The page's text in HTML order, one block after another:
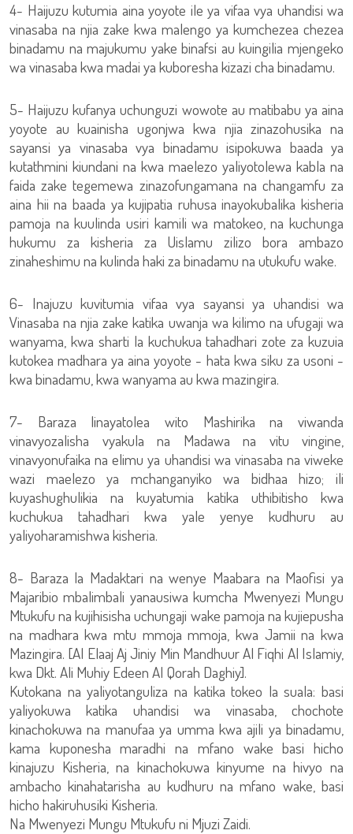
4- Haijuzu kutumia aina yoyote ile ya vifaa vya uhandisi wa
vinasaba na njia zake kwa malengo ya kumchezea chezea
binadamu na majukumu yake binafsi au kuingilia mjengeko
wa vinasaba kwa madai ya kuboresha kizazi cha binadamu.
5- Haijuzu kufanya uchunguzi wowote au matibabu ya aina
yoyote au kuainisha ugonjwa kwa njia zinazohusika na
sayansi ya vinasaba vya binadamu isipokuwa baada ya
kutathmini kiundani na kwa maelezo yaliyotolewa kabla na
faida zake tegemewa zinazofungamana na changamfu za
aina hii na baada ya kujipatia ruhusa inayokubalika kisheria
pamoja na kuulinda usiri kamili wa matokeo, na kuchunga
hukumu za kisheria za Uislamu zilizo bora ambazo
zinaheshimu na kulinda haki za binadamu na utukufu wake.
6- Inajuzu kuvitumia vifaa vya sayansi ya uhandisi wa
Vinasaba na njia zake katika uwanja wa kilimo na ufugaji wa
wanyama, kwa sharti la kuchukua tahadhari zote za kuzuia
kutokea madhara ya aina yoyote - hata kwa siku za usoni -
kwa binadamu, kwa wanyama au kwa mazingira.
7- Baraza linayatolea wito Mashirika na viwanda
vinavyozalisha vyakula na Madawa na vitu vingine,
vinavyonufaika na elimu ya uhandisi wa vinasaba na viweke
wazi maelezo ya mchanganyiko wa bidhaa hizo; ili
kuyashughulikia na kuyatumia katika uthibitisho kwa
kuchukua tahadhari kwa yale yenye kudhuru au
yaliyoharamishwa kisheria.
8- Baraza la Madaktari na wenye Maabara na Maofisi ya
Majaribio mbalimbali yanausiwa kumcha Mwenyezi Mungu
Mtukufu na kujihisisha uchungaji wake pamoja na kujiepusha
na madhara kwa mtu mmoja mmoja, kwa Jamii na kwa
Mazingira. [Al Elaaj Aj Jiniy Min Mandhuur Al Fiqhi Al Islamiy,
kwa Dkt. Ali Muhiy Edeen Al Qorah Daghiy].
Kutokana na yaliyotanguliza na katika tokeo la suala: basi
yaliyokuwa katika uhandisi wa vinasaba, chochote
kinachokuwa na manufaa ya umma kwa ajili ya binadamu,
kama kuponesha maradhi na mfano wake basi hicho
kinajuzu Kisheria, na kinachokuwa kinyume na hivyo na
ambacho kinahatarisha au kudhuru na mfano wake, basi
hicho hakiruhusiki Kisheria.
Na Mwenyezi Mungu Mtukufu ni Mjuzi Zaidi.